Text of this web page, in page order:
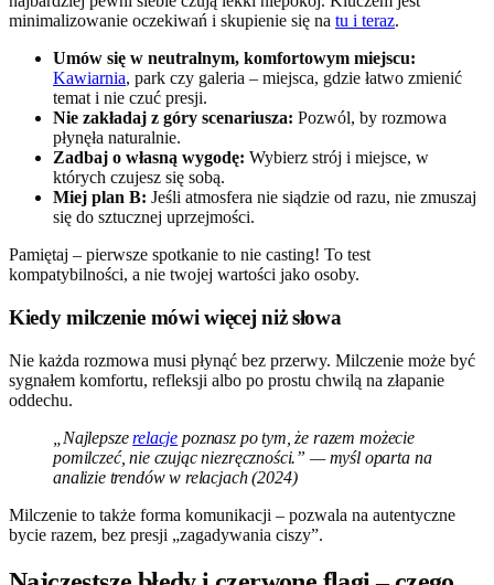
minimalizowanie oczekiwań i skupienie się na tu i teraz.
Umów się w neutralnym, komfortowym miejscu:
Kawiarnia, park czy galeria – miejsca, gdzie łatwo zmienić
temat i nie czuć presji.
Nie zakładaj z góry scenariusza: Pozwól, by rozmowa
płynęła naturalnie.
Zadbaj o własną wygodę: Wybierz strój i miejsce, w
których czujesz się sobą.
Miej plan B: Jeśli atmosfera nie siądzie od razu, nie zmuszaj
się do sztucznej uprzejmości.
Pamiętaj – pierwsze spotkanie to nie casting! To test
kompatybilności, a nie twojej wartości jako osoby.
Kiedy milczenie mówi więcej niż słowa
Nie każda rozmowa musi płynąć bez przerwy. Milczenie może być
sygnałem komfortu, refleksji albo po prostu chwilą na złapanie
oddechu.
„Najlepszerelacje poznasz po tym, że razem możecie
pomilczeć, nie czując niezręczności.” — myśl oparta na
analizie trendów w relacjach (2024)
Milczenie to także forma komunikacji – pozwala na autentyczne
bycie razem, bez presji „zagadywania ciszy”.